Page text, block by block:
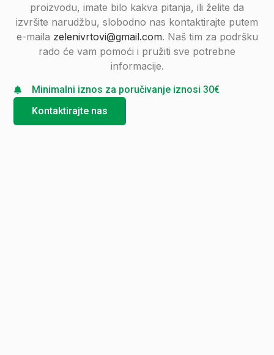
proizvodu, imate bilo kakva pitanja, ili želite da
izvršite narudžbu, slobodno nas kontaktirajte putem
e-maila zelenivrtovi@gmail.com. Naš tim za podršku
rado će vam pomoći i pružiti sve potrebne
informacije.
Minimalni iznos za poručivanje iznosi 30€
Kontaktirajte nas